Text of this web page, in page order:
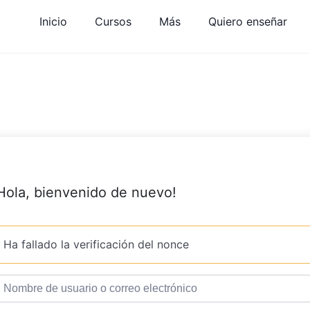
Inicio Cursos Más Quiero enseñar
bienvenido de nuevo!
Ha fallado la verificación del nonce